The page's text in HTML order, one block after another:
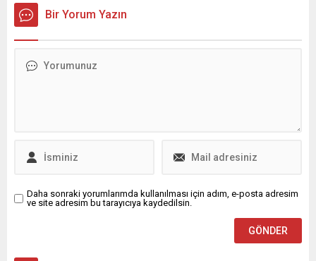
yaygınlaşmasını
bekleyenlere Sanayi ve
geldi ...
Bir Yorum Yazın
Daha sonraki yorumlarımda kullanılması için adım, e-posta adresim
ve site adresim bu tarayıcıya kaydedilsin.